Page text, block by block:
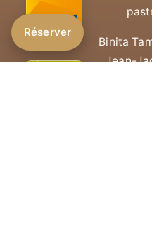
Réserver
Binita
Jean-